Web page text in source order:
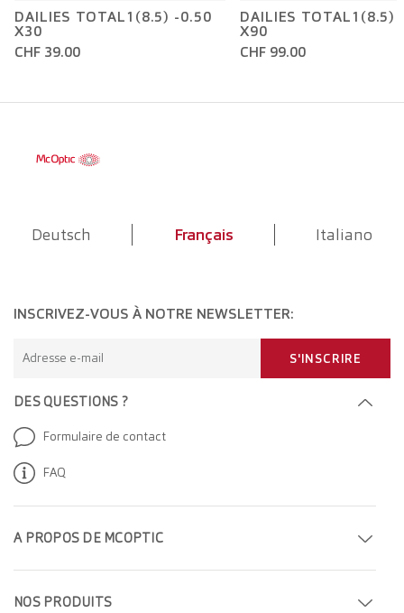
DAILIES TOTAL1(8.5) -0.50
X30
CHF 39.00
DAILIES TOTAL1(8.5)
X90
CHF 99.00
Deutsch Français Italiano
A PROPOS DE MCOPTIC
Prendre rendez-vous
Trouver un magasin
NOS PRODUITS
DES QUESTIONS ?
Formulaire de contact
FAQ
INSCRIVEZ-VOUS À NOTRE NEWSLETTER:
Adresse e-mail S'INSCRIRE